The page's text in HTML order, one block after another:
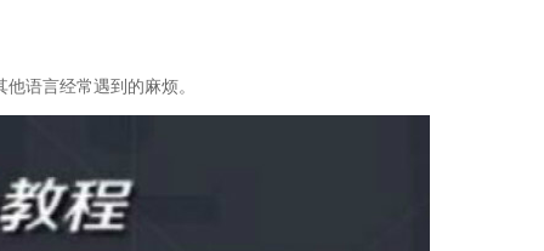
言经常遇到的麻烦。